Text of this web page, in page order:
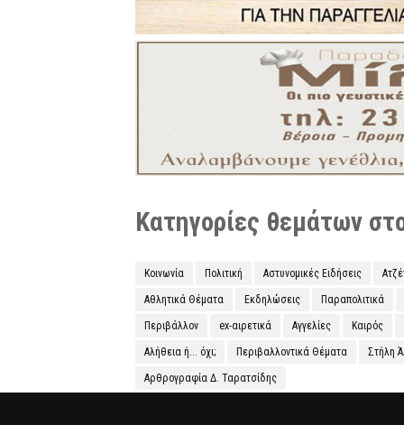
Κατηγορίες θεμάτων
Κοινωνία Πολιτική Αστυνομικές Ειδήσεις
Αθλητικά Θέματα Εκδηλώσεις Παραπολιτικά
Περιβάλλον ex-αιρετικά Αγγελίες Καιρός
Αλήθεια ή... όχι; Περιβαλλοντικά Θέματα Στήλη
Αρθρογραφία Δ. Ταρατσίδης